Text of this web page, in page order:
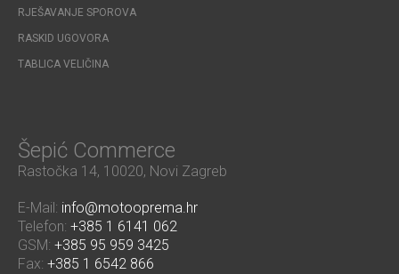
RJEŠAVANJE SPOROVA
RASKID UGOVORA
TABLICA VELIČINA
Šepić Commerce
Rastočka 14, 10020, Novi Zagreb
E-Mail: info@motooprema.hr
Telefon: +385 1 6141 062
GSM: +385 95 959 3425
Fax: +385 1 6542 866